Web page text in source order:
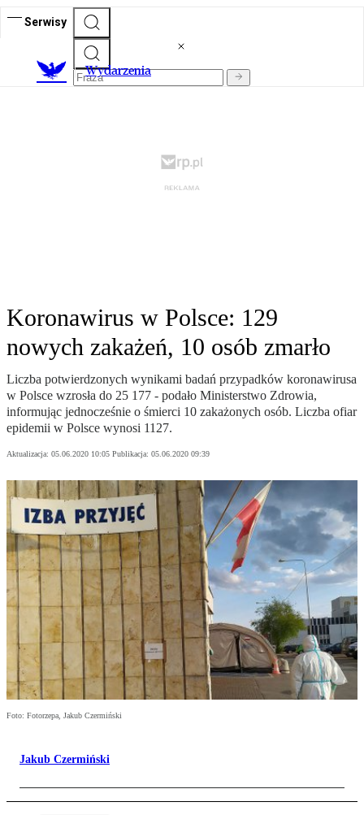
Serwisy
Wydarzenia
Koronawirus w Polsce: 129
nowych zakażeń, 10 osób zmarło
Liczba potwierdzonych wynikami badań przypadków koronawirusa
w Polsce wzrosła do 25 177 - podało Ministerstwo Zdrowia,
informując jednocześnie o śmierci 10 zakażonych osób. Liczba ofiar
epidemii w Polsce wynosi 1127.
Aktualizacja: 05.06.2020 10:05 Publikacja: 05.06.2020 09:39
Foto: Fotorzepa, Jakub Czermiński
Jakub Czermiński